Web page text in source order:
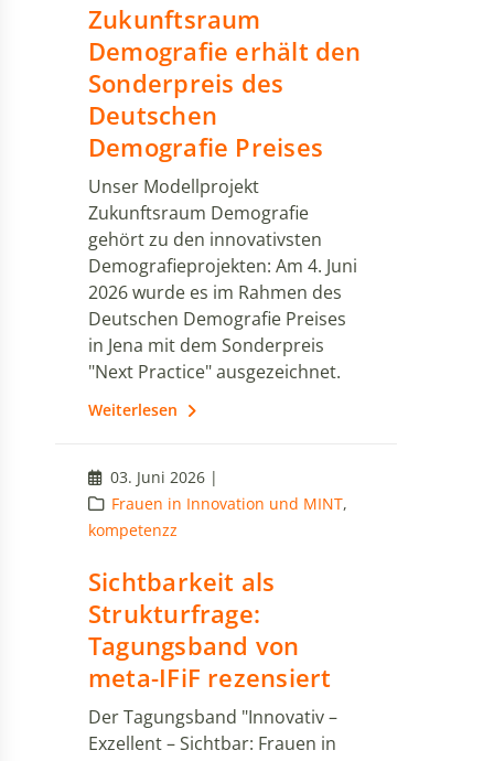
Zukunftsraum
Demografie erhält den
Sonderpreis des
Deutschen
Demografie Preises
Unser Modellprojekt
Zukunftsraum Demografie
gehört zu den innovativsten
Demografieprojekten: Am 4. Juni
2026 wurde es im Rahmen des
Deutschen Demografie Preises
in Jena mit dem Sonderpreis
"Next Practice" ausgezeichnet.
Weiterlesen
03. Juni 2026 |
Frauen in Innovation und MINT,
kompetenzz
Sichtbarkeit als
Strukturfrage:
Tagungsband von
meta-IFiF rezensiert
Der Tagungsband "Innovativ –
Exzellent – Sichtbar: Frauen in